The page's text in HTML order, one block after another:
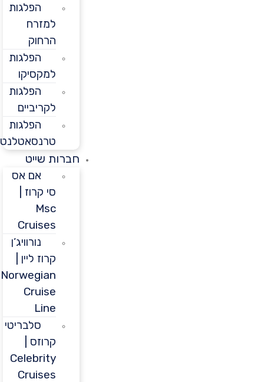
הפלגות
למזרח
הרחוק
הפלגות
למקסיקו
הפלגות
לקריביים
הפלגות
טרנסאטלנטיות
חברות שייט
אם אס
סי קרוז |
Cruises
נורוויג’ן
קרוז ליין |
Norwegian
Cruise
סלבריטי
קרוזס |
Celebrity
Cruises